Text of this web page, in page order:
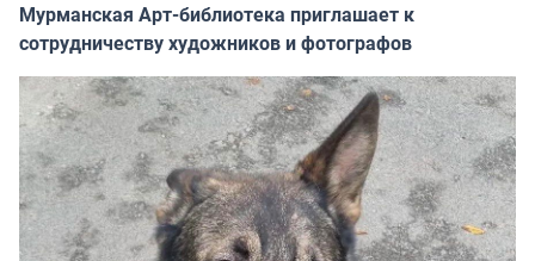
Мурманская Арт-библиотека приглашает к
сотрудничеству художников и фотографов